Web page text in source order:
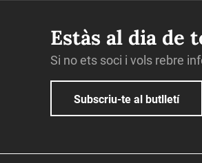
Estàs al dia de
Si no ets soci i vols rebre
Subscriu-te al butlletí